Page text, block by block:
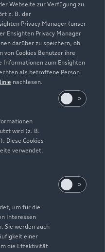
Webseite zur Verfügung zu
z. B. der
Privacy Manager (unser
Ensighten Privacy Manager
darüber zu speichern, ob
von Cookies Benutzer ihre
zum Ensighten
als betroffene Person
nachlesen.
wird (z. B.
Diese Cookies
verwendet.
um für die
Interessen
Sie werden auch
einer
die Effektivität
Zurück nach oben